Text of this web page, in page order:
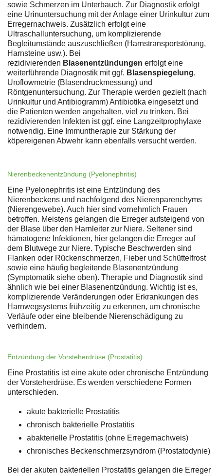
sowie Schmerzen im Unterbauch. Zur Diagnostik erfolgt
eine Urinuntersuchung mit der Anlage einer Urinkultur zum
Erregernachweis. Zusätzlich erfolgt eine
Ultraschalluntersuchung, um komplizierende
Begleitumstände auszuschließen (Harnstransportstörung,
Harnsteine usw.). Bei
rezidivierenden Blasenentzündungen erfolgt eine
weiterführende Diagnostik mit ggf. Blasenspiegelung,
Uroflowmetrie (Blasendruckmessung) und
Röntgenuntersuchung. Zur Therapie werden gezielt (nach
Urinkultur und Antibiogramm) Antibiotika eingesetzt und
die Patienten werden angehalten, viel zu trinken. Bei
rezidivierenden Infekten ist ggf. eine Langzeitprophylaxe
notwendig. Eine Immuntherapie zur Stärkung der
köpereigenen Abwehr kann ebenfalls versucht werden.
Nierenbeckenentzündung (Pyelonephritis)
Eine Pyelonephritis ist eine Entzündung des
Nierenbeckens und nachfolgend des Nierenparenchyms
(Nierengewebe). Auch hier sind vornehmlich Frauen
betroffen. Meistens gelangen die Erreger aufsteigend von
der Blase über den Harnleiter zur Niere. Seltener sind
hämatogene Infektionen, hier gelangen die Erreger auf
dem Blutwege zur Niere. Typische Beschwerden sind
Flanken oder Rückenschmerzen, Fieber und Schüttelfrost
sowie eine häufig begleitende Blasenentzündung
(Symptomatik siehe oben). Therapie und Diagnostik sind
ähnlich wie bei einer Blasenentzündung. Wichtig ist es,
komplizierende Veränderungen oder Erkrankungen des
Harnwegsystems frühzeitig zu erkennen, um chronische
Verläufe oder eine bleibende Nierenschädigung zu
verhindern.
Entzündung der Vorsteherdrüse (Prostatitis)
Eine Prostatitis ist eine akute oder chronische Entzündung
der Vorsteherdrüse. Es werden verschiedene Formen
unterschieden.
akute bakterielle Prostatitis
chronisch bakterielle Prostatitis
abakterielle Prostatitis (ohne Erregernachweis)
chronisches Beckenschmerzsyndrom (Prostatodynie)
Bei der akuten bakteriellen Prostatitis gelangen die Erreger